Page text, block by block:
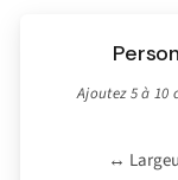
Ajoutez 5 à 10
↔